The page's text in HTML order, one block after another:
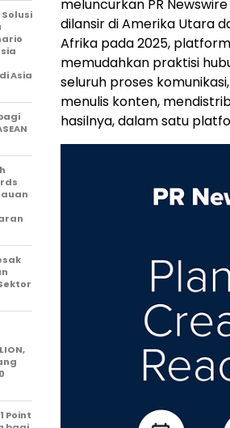
meluncurkan PR
dilansir di Amerika Utara
Afrika pada 2025,
memudahkan praktisi
seluruh proses
menulis konten,
hasilnya, dalam satu
Solusi
Asia
Point